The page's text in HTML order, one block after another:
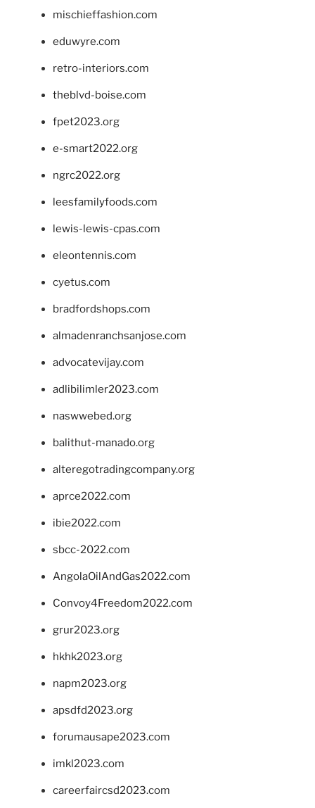
mischieffashion.com
eduwyre.com
retro-interiors.com
theblvd-boise.com
fpet2023.org
e-smart2022.org
ngrc2022.org
leesfamilyfoods.com
lewis-lewis-cpas.com
eleontennis.com
cyetus.com
bradfordshops.com
almadenranchsanjose.com
advocatevijay.com
adlibilimler2023.com
naswwebed.org
balithut-manado.org
alteregotradingcompany.org
aprce2022.com
ibie2022.com
sbcc-2022.com
AngolaOilAndGas2022.com
Convoy4Freedom2022.com
grur2023.org
hkhk2023.org
napm2023.org
apsdfd2023.org
forumausape2023.com
imkl2023.com
careerfaircsd2023.com